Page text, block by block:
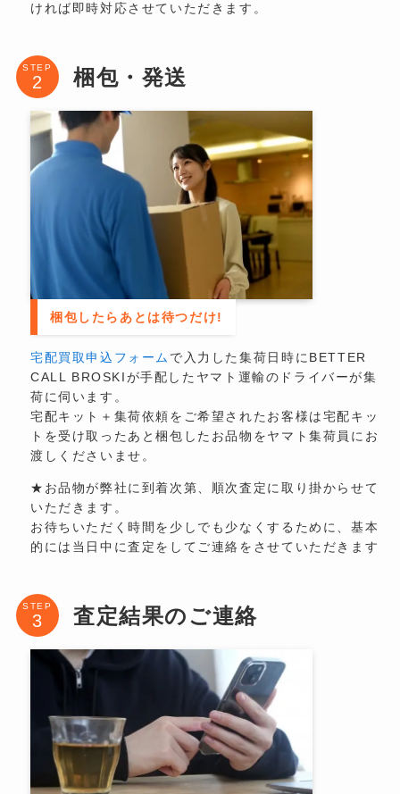
ければ即時対応させていただきます。
STEP 梱包・発送
梱包したらあとは待つだけ!
宅配買取申込フォーム で入力した集荷日時にBETTER
CALL BROSKIが手配したヤマト運輸のドライバーが集
荷に伺います。
宅配キット＋集荷依頼をご希望されたお客様は宅配キッ
トを受け取ったあと梱包したお品物をヤマト集荷員にお
渡しくださいませ。
★お品物が弊社に到着次第、順次査定に取り掛からせて
いただきます。
お待ちいただく時間を少しでも少なくするために、基本
的には当日中に査定をしてご連絡をさせていただきます
STEP 査定結果のご連絡